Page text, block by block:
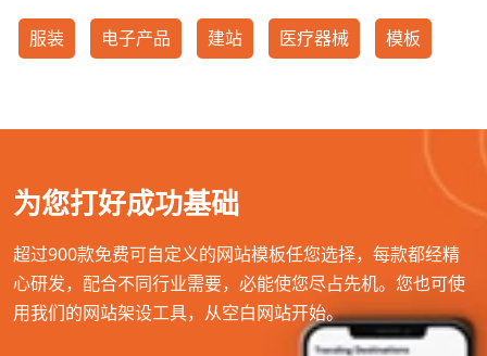
服装 电子产品 建站 医疗器械 模板
为您打好成功基础
超过900款免费可自定义的网站模板任您选择，每款都经精
心研发，配合不同行业需要，必能使您尽占先机。您也可使
用我们的网站架设工具，从空白网站开始。